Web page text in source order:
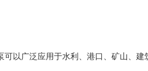
以广泛应用于水利、港口、矿山、建